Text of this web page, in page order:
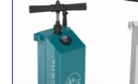
Station d'entretien/gonflage